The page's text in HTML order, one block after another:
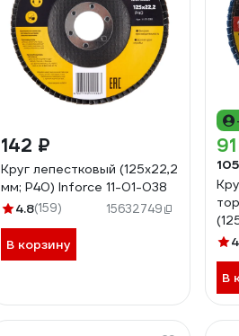
142 ₽
Круг лепестковый (125х22,2
мм; P40) Inforce 11-01-038
4.8(159) 15632749
В корзину
В